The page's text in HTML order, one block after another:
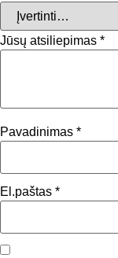
Jūsų atsiliepimas *
Pavadinimas *
El.paštas *